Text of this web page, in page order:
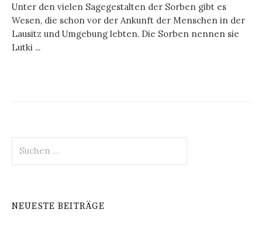
Unter den vielen Sagegestalten der Sorben gibt es
Wesen, die schon vor der Ankunft der Menschen in der
Lausitz und Umgebung lebten. Die Sorben nennen sie
Lutki ...
nach:
NEUESTE BEITRÄGE